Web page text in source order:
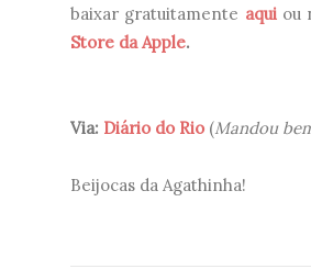
baixar gratuitamente aquiou
Store da Apple.
Via: Diário do Rio (Mandou
Beijocas da Agathinha!